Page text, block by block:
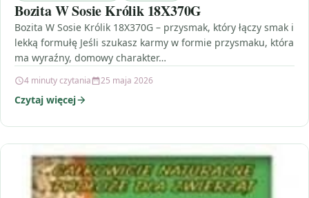
Bozita W Sosie Królik 18X370G
Bozita W Sosie Królik 18X370G – przysmak, który łączy smak i
lekką formułę Jeśli szukasz karmy w formie przysmaku, która
ma wyraźny, domowy charakter…
4 minuty czytania 25 maja 2026
Czytaj więcej